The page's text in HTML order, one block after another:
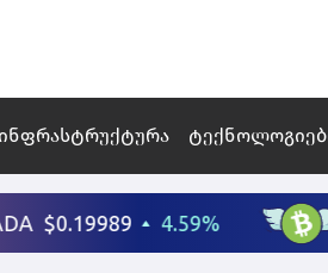
ინფრასტრუქტურა